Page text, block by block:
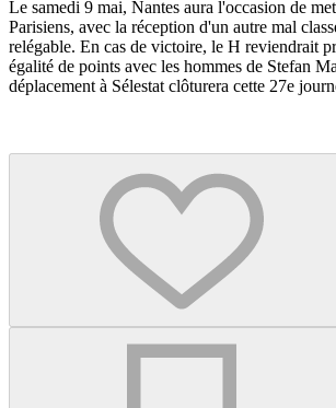
Le samedi 9 mai, Nantes aura l'occasion de
Parisiens, avec la réception d'un autre mal
relégable. En cas de victoire, le H reviendrait
égalité de points avec les hommes de Stefan
déplacement à Sélestat clôturera cette 27e